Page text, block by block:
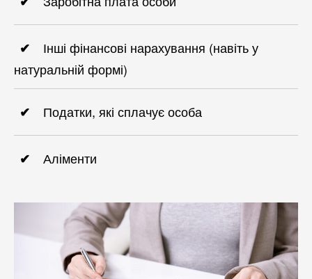
Інші фінансові нарахування (навіть у
натуральній формі)
Податки, які сплачує особа
Аліменти